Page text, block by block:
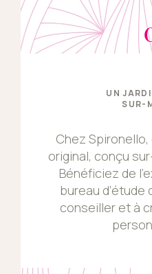
UN
SUR-
Chez
original, conçu
Bénéficiez de
bureau d’étude
conseiller et à